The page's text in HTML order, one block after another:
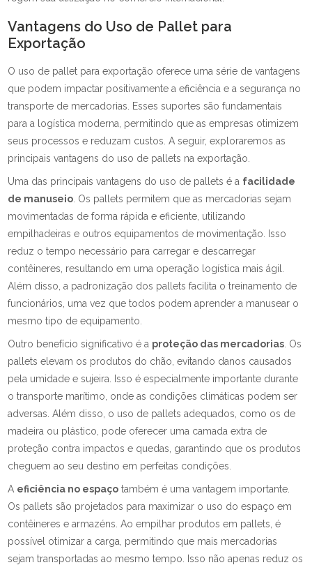
Vantagens do Uso de Pallet para
Exportação
O uso de pallet para exportação oferece uma série de vantagens
que podem impactar positivamente a eficiência e a segurança no
transporte de mercadorias. Esses suportes são fundamentais
para a logística moderna, permitindo que as empresas otimizem
seus processos e reduzam custos. A seguir, exploraremos as
principais vantagens do uso de pallets na exportação.
Uma das principais vantagens do uso de pallets é a facilidade
de manuseio . Os pallets permitem que as mercadorias sejam
movimentadas de forma rápida e eficiente, utilizando
empilhadeiras e outros equipamentos de movimentação. Isso
reduz o tempo necessário para carregar e descarregar
contêineres, resultando em uma operação logística mais ágil.
Além disso, a padronização dos pallets facilita o treinamento de
funcionários, uma vez que todos podem aprender a manusear o
mesmo tipo de equipamento.
Outro benefício significativo é a proteção das mercadorias . Os
pallets elevam os produtos do chão, evitando danos causados
pela umidade e sujeira. Isso é especialmente importante durante
o transporte marítimo, onde as condições climáticas podem ser
adversas. Além disso, o uso de pallets adequados, como os de
madeira ou plástico, pode oferecer uma camada extra de
proteção contra impactos e quedas, garantindo que os produtos
cheguem ao seu destino em perfeitas condições.
A eficiência no espaço também é uma vantagem importante.
Os pallets são projetados para maximizar o uso do espaço em
contêineres e armazéns. Ao empilhar produtos em pallets, é
possível otimizar a carga, permitindo que mais mercadorias
sejam transportadas ao mesmo tempo. Isso não apenas reduz os